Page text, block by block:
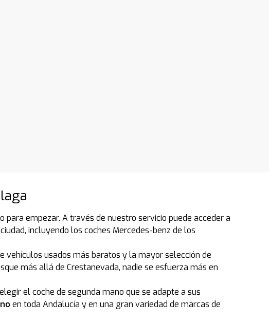
empezar. A través de nuestro servicio puede acceder a
incluyendo los coches Mercedes-benz de los
vehículos usados más baratos y la mayor selección de
más allá de Crestanevada, nadie se esfuerza más en
el coche de segunda mano que se adapte a sus
en toda Andalucía y en una gran variedad de marcas de